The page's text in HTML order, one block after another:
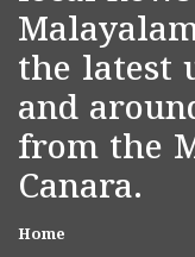
the latest
and
from the
Canara.
Home